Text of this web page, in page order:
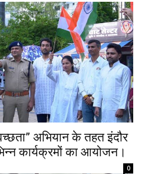
अभियान के तहत इंदौर
कार्यक्रमों का आयोजन।
0